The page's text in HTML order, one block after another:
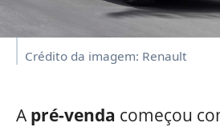
Crédito da imagem: Renault
Apré-venda começou